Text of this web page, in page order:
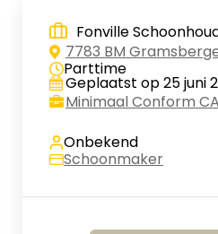
Fonville
7783 BM
Parttime
Geplaatst op 25 juni
Minimaal Conform
Onbekend
Schoonmaker